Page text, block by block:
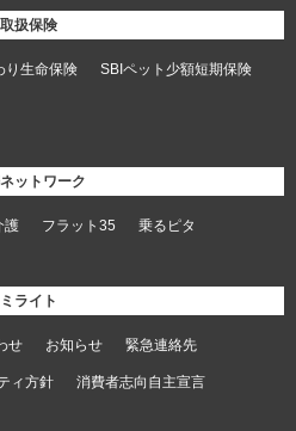
取扱保険
り生命保険 SBIペット少額短期保険
ットワーク
護 フラット35 乗るピタ
ミライト
せ お知らせ 緊急連絡先
ィ方針 消費者志向自主宣言